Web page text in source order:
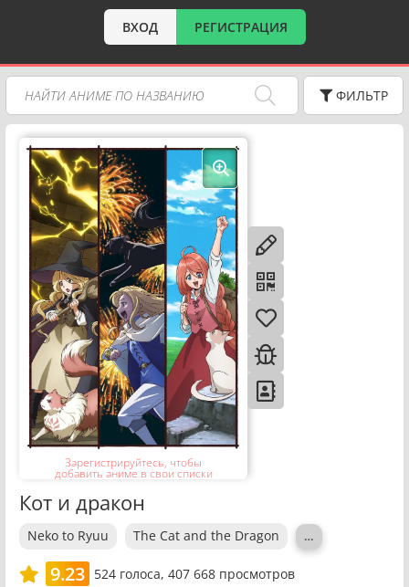
ВХОД РЕГИСТРАЦИЯ
ФИЛЬТР
Зарегистрируйтесь, чтобы
добавить аниме в свои списки
Кот и дракон
Neko to Ryuu The Cat and the Dragon …
9.23 524голоса, 407 668 просмотров